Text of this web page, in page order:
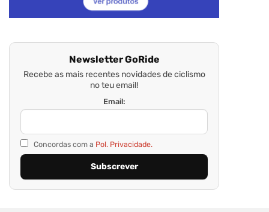
Newsletter GoRide
Recebe as mais recentes novidades de ciclismo
no teu email!
Email:
Concordas com a Pol. Privacidade.